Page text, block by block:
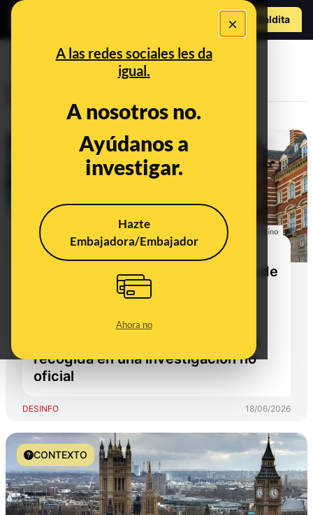
×
A las redes sociales les da
igual.
A nosotros no.
Ayúdanos a
investigar.
Hazte
Embajadora/Embajador
Ahora no
Hazte Maldita
pakistaníes
CONTEXTO
Qué sabemos sobre la cifra de
250.000 "niñas blancas" víctimas de
redes de explotación sexual en
estimación hecha por un
recogida en una investigación no
oficial
DESINFO 18/06/2026
CONTEXTO